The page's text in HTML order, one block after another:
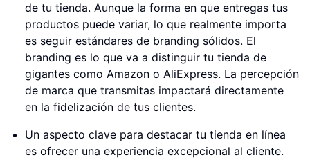
de tu tienda. Aunque la forma en que entregas tus
productos puede variar, lo que realmente importa
es seguir estándares de branding sólidos. El
branding es lo que va a distinguir tu tienda de
gigantes como Amazon o AliExpress. La percepción
de marca que transmitas impactará directamente
en la fidelización de tus clientes.
Un aspecto clave para destacar tu tienda en línea
es ofrecer una experiencia excepcional al cliente.